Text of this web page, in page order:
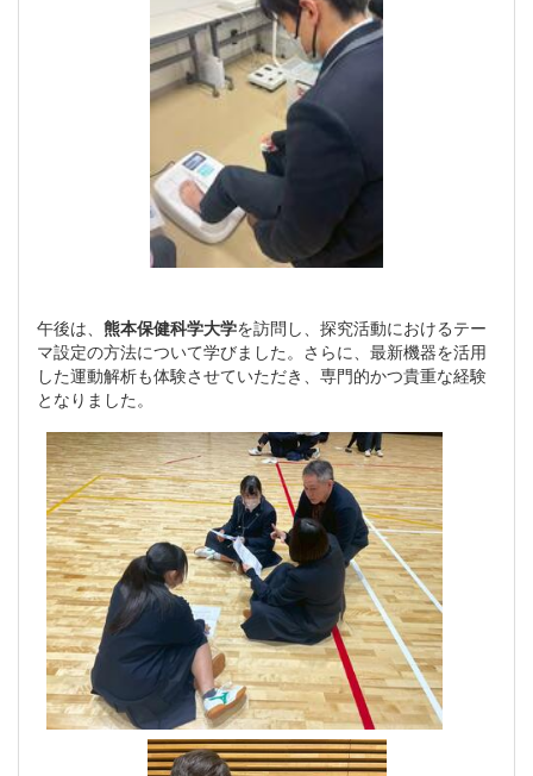
午後は、 熊本保健科学大学を訪問し、探究活動におけるテー
マ設定の方法について学びました。さらに、最新機器を活用
した運動解析も体験させていただき、専門的かつ貴重な経験
となりました。